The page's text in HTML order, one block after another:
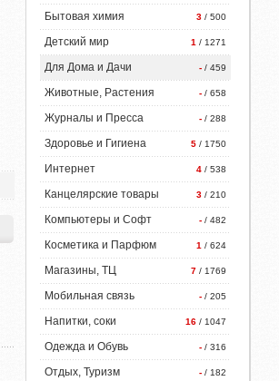
3 / 500
Бытовая химия
1 / 1271
Детский мир
- / 459
Для Дома и Дачи
- / 658
Животные, Растения
- / 288
Журналы и Пресса
5 / 1750
Здоровье и Гигиена
4 / 538
Интернет
3 / 210
Канцелярские товары
- / 482
Компьютеры и Софт
1 / 624
Косметика и Парфюм
7 / 1769
Магазины, ТЦ
- / 205
Мобильная связь
16 / 1047
Напитки, соки
- / 316
Одежда и Обувь
- / 182
Отдых, Туризм